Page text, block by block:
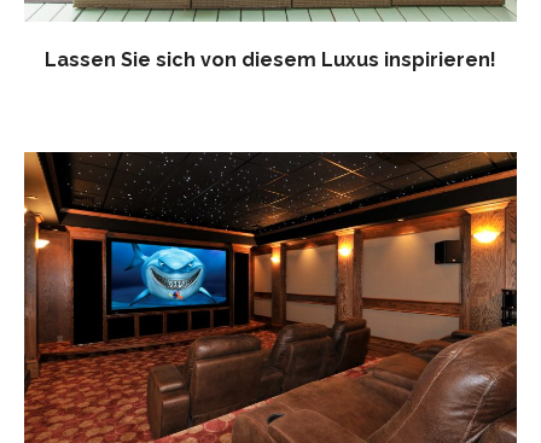
Lassen Sie sich von diesem Luxus inspirieren!